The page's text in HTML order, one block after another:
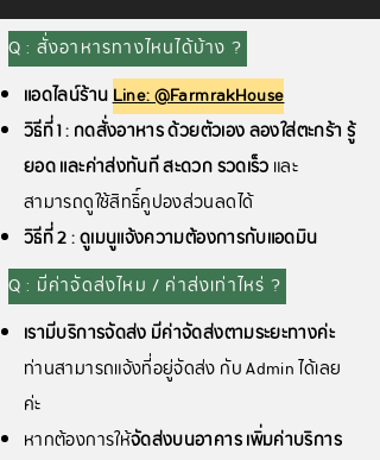
Q : สั่งอาหารทางไหนได้บ้าง ?
แอดไลน์ร้านLine: @FarmrakHouse
วิธีที่ 1 : กดสั่งอาหาร ด้วยตัวเอง ลองใส่ตะกร้า รู้
ยอด และค่าส่งทันที สะดวก รวดเร็วและ
สามารถดูใช้สิทธิ์คูปองส่วนลดได้
วิธีที่ 2 : ดูเมนูแจ้งความต้องการกับแอดมิน
Q : มีค่าจัดส่งไหม / ค่าส่งเท่าไหร่ ?
เรามีบริการจัดส่ง มีค่าจัดส่งตามระยะทางค่ะ
ท่านสามารถแจ้งที่อยู่จัดส่ง กับ Admin ได้เลย
ค่ะ
หากต้องการให้จัดส่งบนอาคาร เพิ่มค่าบริการ